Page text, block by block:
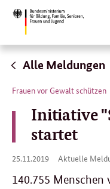
Direktlink:
Alle Meldungen
Frauen vor Gewalt schützen
Initiative
startet
25.11.2019 25.
2019
Aktuelle
140.755 Menschen